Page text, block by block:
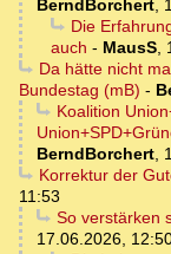
BerndBorchert,
Die
auch - MausS,
Da hätte nicht
Bundestag (mB) -
Koalition
BerndBorchert,
Korrektur der
11:53
So verstärken
17.06.2026,